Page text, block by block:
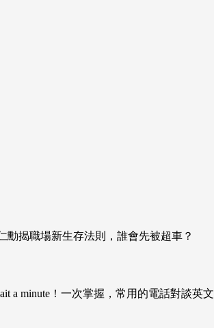
揭職場新生存法則，誰會先被超車？
a minute！一次掌握，常用的電話對談英文